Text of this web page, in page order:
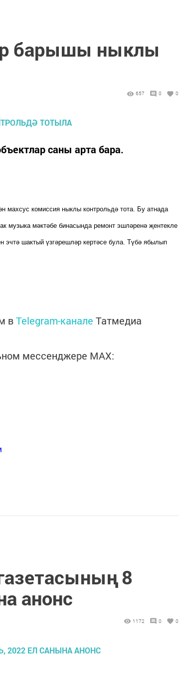
барышы ныклы
657 0 0
саны арта бара.
махсус комиссия ныклы контрольдә тота. Бу атнада
музыка мәктәбе бинасында ремонт эшләренә җентекле
эчтә шактый үзгәрешләр кертәсе була. Түбә ябылып
вTelegram-канале Татмедиа
мессенджере MАХ:
8
анонс
1172 0 0